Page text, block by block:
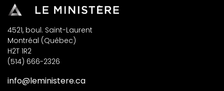
4521, boul. Saint-Laurent
Montréal (Québec)
H2T 1R2
(514) 666-2326
info@leministere.ca